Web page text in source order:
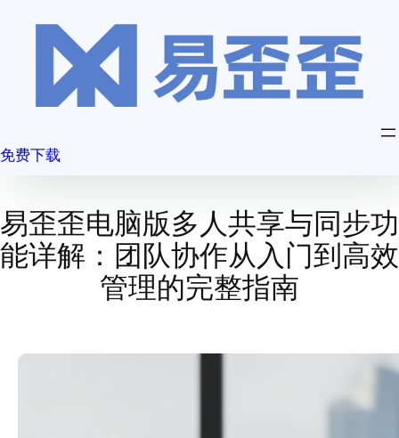
免费下载
易歪歪电脑版多人共享与同步功
能详解：团队协作从入门到高效
管理的完整指南